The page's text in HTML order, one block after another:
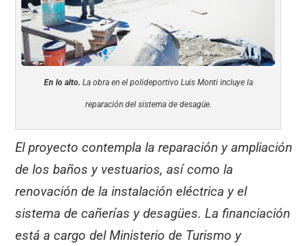
En lo alto. La obra en el polideportivo Luis Monti incluye la
reparación del sistema de desagüe.
El proyecto contempla la reparación y ampliación
de los baños y vestuarios, así como la
renovación de la instalación eléctrica y el
sistema de cañerías y desagües. La financiación
está a cargo del Ministerio de Turismo y